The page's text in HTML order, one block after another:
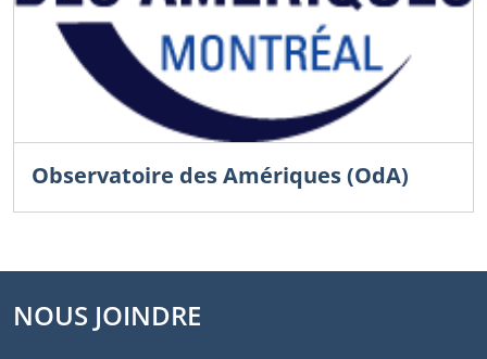
Observatoire des Amériques (OdA)
NOUS JOINDRE